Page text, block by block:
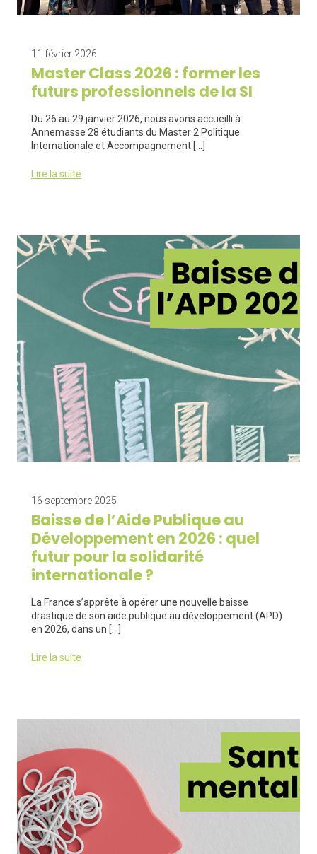
11 février 2026
Master Class 2026 : former les
futurs professionnels de la SI
Du 26 au 29 janvier 2026, nous avons accueilli à
Annemasse 28 étudiants du Master 2 Politique
Internationale et Accompagnement […]
Lire la suite
16 septembre 2025
Baisse de l’Aide Publique au
Développement en 2026 : quel
futur pour la solidarité
internationale ?
La France s’apprête à opérer une nouvelle baisse
drastique de son aide publique au développement (APD)
en 2026, dans un […]
Lire la suite